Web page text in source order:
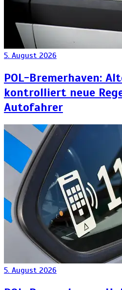
5. August 2026
POL-Bremerhaven:
kontrolliert neue
Autofahrer
5. August 2026